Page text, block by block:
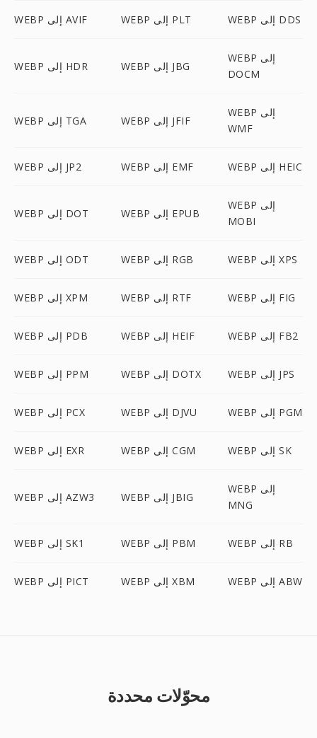
WEBP إلى AVIF WEBP إلى PLT WEBP إلى DDS
WEBP إلى HDR WEBP إلى JBG
WEBP إلى
DOCM
WEBP إلى TGA WEBP إلى JFIF
WEBP إلى
WMF
WEBP إلى JP2 WEBP إلى EMF WEBP إلى HEIC
WEBP إلى DOT WEBP إلى EPUB
WEBP إلى
MOBI
WEBP إلى ODT WEBP إلى RGB WEBP إلى XPS
WEBP إلى XPM WEBP إلى RTF WEBP إلى FIG
WEBP إلى PDB WEBP إلى HEIF WEBP إلى FB2
WEBP إلى PPM WEBP إلى DOTX WEBP إلى JPS
WEBP إلى PCX WEBP إلى DJVU WEBP إلى PGM
WEBP إلى EXR WEBP إلى CGM WEBP إلى SK
WEBP إلى AZW3 WEBP إلى JBIG
WEBP إلى
MNG
WEBP إلى SK1 WEBP إلى PBM WEBP إلى RB
WEBP إلى PICT WEBP إلى XBM WEBP إلى ABW
محوّلات محددة